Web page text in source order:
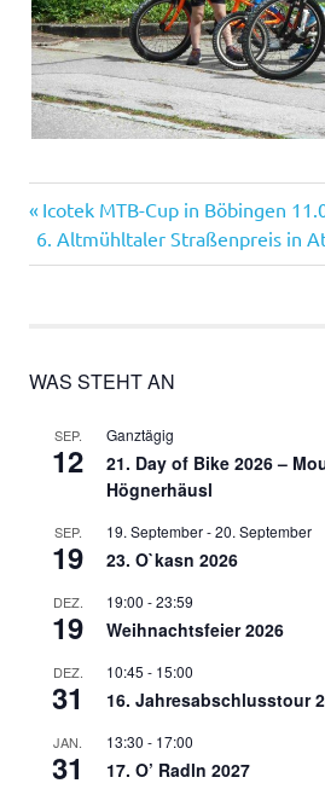
Vorheriger
Beitrag:
Icotek MTB-Cup in Böbingen
Nächster
Beitrag:
6. Altmühltaler Straßenpreis in
WAS STEHT AN
SEP.
12
Ganztägig
21. Day of Bike 2026 –
Högnerhäusl
SEP.
19
19. September-20. September
23. O`kasn 2026
DEZ.
19
19:00 -23:59
Weihnachtsfeier 2026
DEZ.
31
10:45 - 15:00
16. Jahresabschlusstour
JAN.
31
13:30 - 17:00
17. O’ Radln 2027